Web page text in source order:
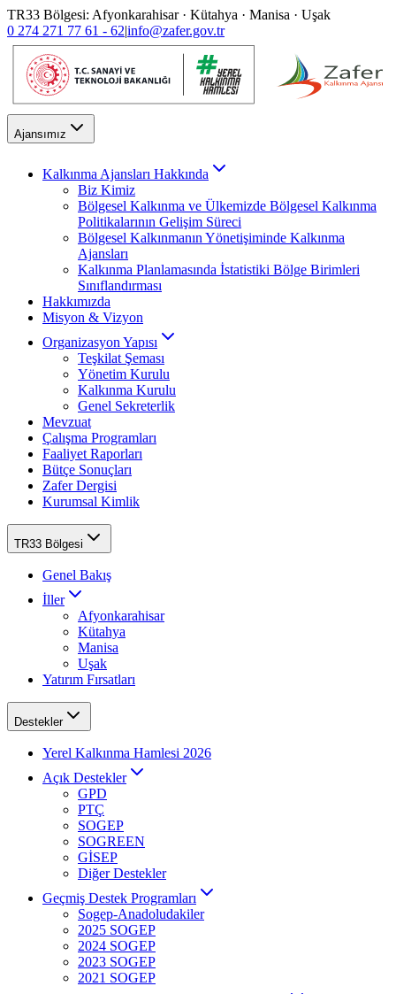
TR33 Bölgesi: Afyonkarahisar · Kütahya · Manisa · Uşak
0 274 271 77 61 - 62|info@zafer.gov.tr
Ajansımız
Kalkınma Ajansları Hakkında
Biz Kimiz
Bölgesel Kalkınma ve Ülkemizde Bölgesel Kalkınma
Politikalarının Gelişim Süreci
Bölgesel Kalkınmanın Yönetişiminde Kalkınma
Ajansları
Kalkınma Planlamasında İstatistiki Bölge Birimleri
Sınıflandırması
Hakkımızda
Misyon & Vizyon
Organizasyon Yapısı
Teşkilat Şeması
Yönetim Kurulu
Kalkınma Kurulu
Genel Sekreterlik
Mevzuat
Çalışma Programları
Faaliyet Raporları
Bütçe Sonuçları
Zafer Dergisi
Kurumsal Kimlik
TR33 Bölgesi
Genel Bakış
İller
Afyonkarahisar
Kütahya
Manisa
Uşak
Yatırım Fırsatları
Destekler
Yerel Kalkınma Hamlesi 2026
Açık Destekler
GPD
PTÇ
SOGEP
SOGREEN
GİSEP
Diğer Destekler
Geçmiş Destek Programları
Sogep-Anadoludakiler
2025 SOGEP
2024 SOGEP
2023 SOGEP
2021 SOGEP